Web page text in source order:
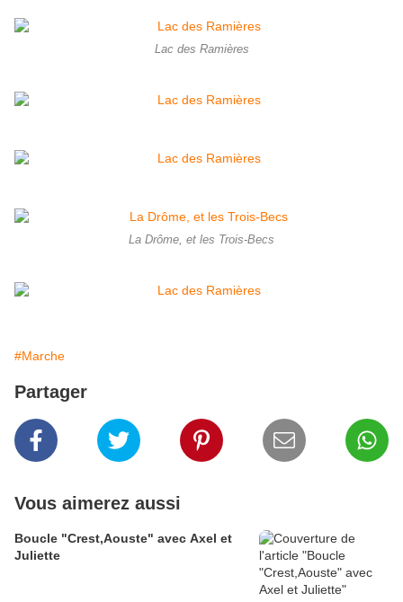
Lac des Ramières
La Drôme, et les Trois-Becs
#Marche
Partager
Vous aimerez aussi
Boucle "Crest,Aouste" avec Axel et
Juliette